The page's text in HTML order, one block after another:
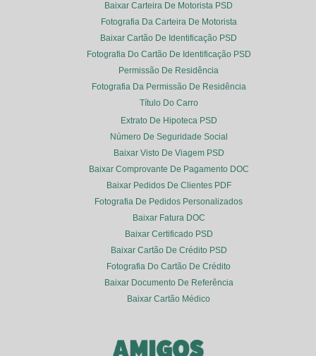
Baixar Carteira De Motorista PSD
Fotografia Da Carteira De Motorista
Baixar Cartão De Identificação PSD
Fotografia Do Cartão De Identificação PSD
Permissão De Residência
Fotografia Da Permissão De Residência
Título Do Carro
Extrato De Hipoteca PSD
Número De Seguridade Social
Baixar Visto De Viagem PSD
Baixar Comprovante De Pagamento DOC
Baixar Pedidos De Clientes PDF
Fotografia De Pedidos Personalizados
Baixar Fatura DOC
Baixar Certificado PSD
Baixar Cartão De Crédito PSD
Fotografia Do Cartão De Crédito
Baixar Documento De Referência
Baixar Cartão Médico